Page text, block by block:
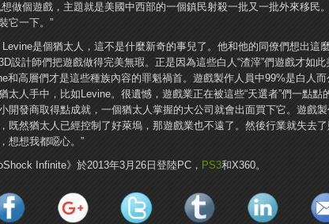
想做個遊戲，主題就是美國中西部的一個鎮民射殺一批又一批外來移民
它一下。”
Levine是個猶太人，這不是什麼新奇的事兒了。他和他的同僚們想出這
設計師們把遊戲做得完美無瑕。正是因為這些白人“渣滓”們遊戲才如
和高層們才是這些種族內容的罪魁禍首。遊戲製作人員中99%是白人
太人手中，比如Levine。很遺憾，遊戲業正在被這些“天選者”們一點點
開發商取得點成就，一個猶太人掌握的大公司就會出面買下它。遊戲
既然猶太人已經控制了好萊塢，那遊戲業也不遠了。然後行業就失去
想想我都噁心。”
Infinite》於2013年3月26日登陸PC， PS3和X360。